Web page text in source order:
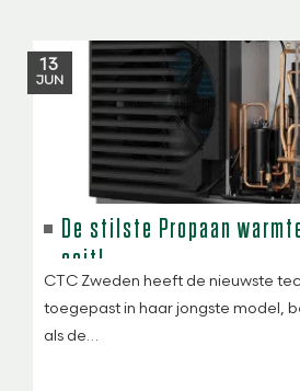
13
JUN
De stilste Propaan
ooit!
CTC Zweden heeft de nieuwste
toegepast in haar jongste model,
als de…